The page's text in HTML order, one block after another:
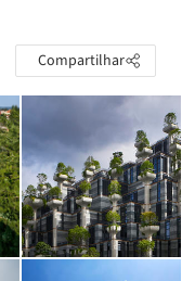
Compartilhar